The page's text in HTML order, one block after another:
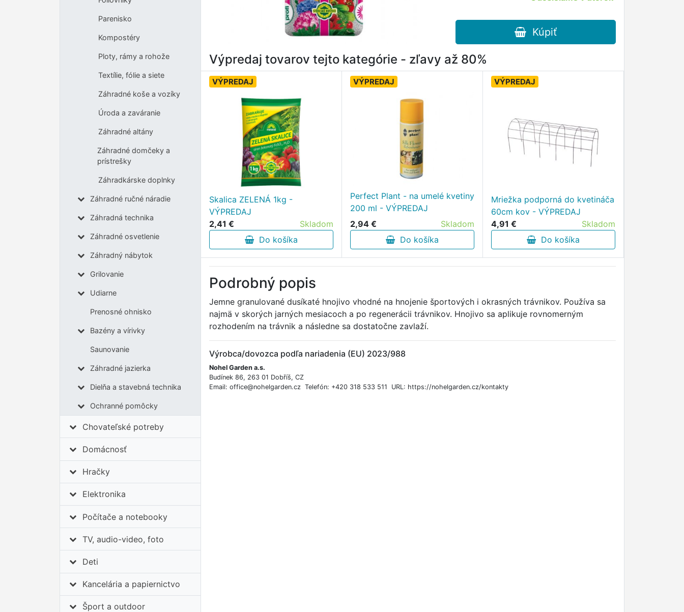
Parenisko
Kompostéry
Ploty, rámy a rohože
Textílie, fólie a siete
Záhradné koše a vozíky
Úroda a zaváranie
Záhradné altány
Záhradné domčeky a
prístrešky
Záhradkárske doplnky
Záhradné ručné náradie
Záhradná technika
Záhradné osvetlenie
Záhradný nábytok
Grilovanie
Udiarne
Prenosné ohnisko
Bazény a vírivky
Saunovanie
Záhradné jazierka
Dielňa a stavebná technika
Ochranné pomôcky
Chovateľské potreby
Domácnosť
Hračky
Elektronika
Počítače a notebooky
TV, audio-video, foto
Deti
Kancelária a papiernictvo
Šport a outdoor
Kúpiť
Výpredaj tovarov tejto kategórie - zľavy až 80%
VÝPREDAJ
Skalica ZELENÁ 1kg -
VÝPREDAJ
2,41 €
Skladom
Do košíka
VÝPREDAJ
Perfect Plant - na umelé kvetiny
200 ml - VÝPREDAJ
2,94 €
Skladom
Do košíka
VÝPREDAJ
Mriežka podporná do kvetináča
60cm kov - VÝPREDAJ
4,91 €
Skladom
Do košíka
Podrobný popis
Jemne granulované dusíkaté hnojivo vhodné na hnojenie športových i okrasných trávnikov. Používa sa
najmä v skorých jarných mesiacoch a po regenerácii trávnikov. Hnojivo sa aplikuje rovnomerným
rozhodením na trávnik a následne sa dostatočne zavlaží.
Výrobca/dovozca podľa nariadenia (EU) 2023/988
Nohel Garden a.s.
Budínek 86, 263 01 Dobříš, CZ
Email: office@nohelgarden.cz Telefón: +420 318 533 511 URL: https://nohelgarden.cz/kontakty